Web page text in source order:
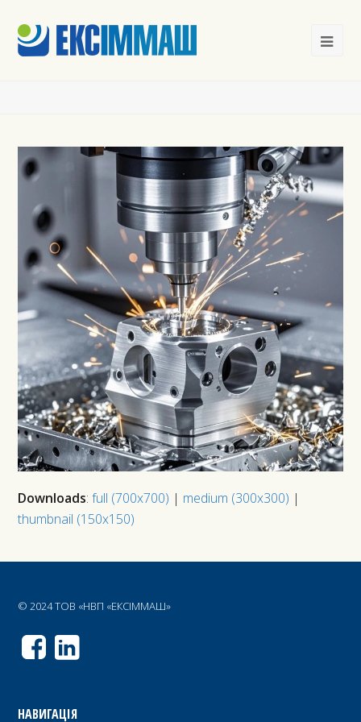
Downloads:full (700x700) | medium (300x300) |
thumbnail (150x150)
© 2024 ТОВ «НВП «ЕКСІММАШ»
НАВИГАЦІЯ